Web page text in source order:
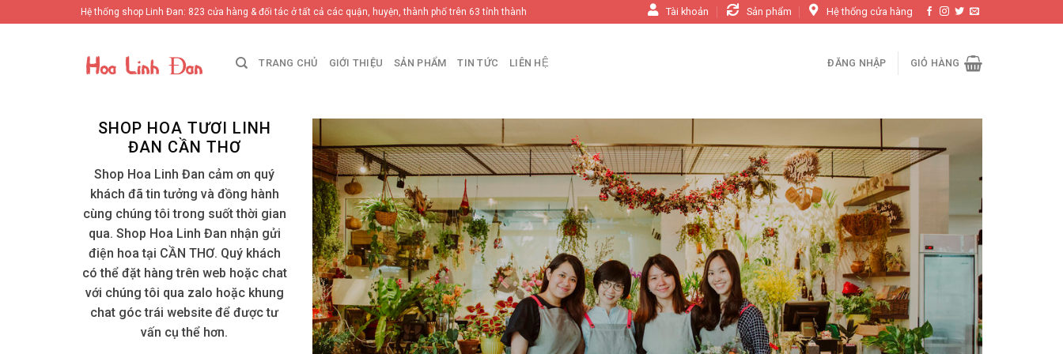
to
Hệ thống shop Linh Đan: 823 cửa hàng & đối tác ở tất cả các quận, huyện, thành phố trên 63 tỉnh thành Tài khoản Sản phẩm Hệ thống cửa hàng
TRANG CHỦ GIỚI THIỆU SẢN PHẨM TIN TỨC LIÊN HỆ ĐĂNG NHẬP GIỎ HÀNG
SHOP HOA TƯƠI LINH
ĐAN CẦN THƠ
Shop Hoa Linh Đan cảm ơn quý
khách đã tin tưởng và đồng hành
cùng chúng tôi trong suốt thời gian
qua. Shop Hoa Linh Đan nhận gửi
điện hoa tại CẦN THƠ. Quý khách
có thể đặt hàng trên web hoặc chat
với chúng tôi qua zalo hoặc khung
chat góc trái website để được tư
vấn cụ thể hơn.